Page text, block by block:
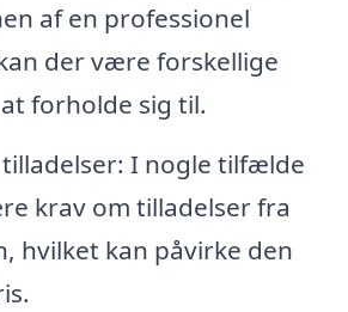
af en professionel
der være forskellige
forholde sig til.
tilladelser: I nogle tilfælde
krav om tilladelser fra
hvilket kan påvirke den